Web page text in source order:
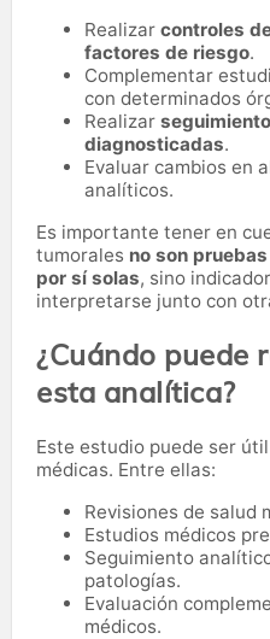
Realizar controles
factores de riesgo.
Complementar
con determinados
Realizar
diagnosticadas.
Evaluar cambios en
analíticos.
Es importante tener en
tumorales no son
por sí solas, sino
interpretarse junto con
¿Cuándo puede
esta analítica?
Este estudio puede ser
médicas. Entre ellas:
Revisiones de salud
Estudios médicos
Seguimiento
patologías.
Evaluación
médicos.